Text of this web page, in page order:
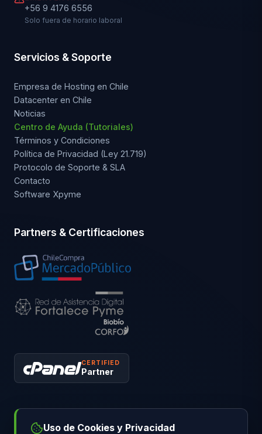
+56 9 4176 6556
Solo fuera de horario laboral
Servicios & Soporte
Empresa de Hosting en Chile
Datacenter en Chile
Noticias
Centro de Ayuda (Tutoriales)
Términos y Condiciones
Política de Privacidad (Ley 21.719)
Protocolo de Soporte & SLA
Contacto
Software Xpyme
Partners & Certificaciones
CERTIFIED
Partner
Uso de Cookies y Privacidad